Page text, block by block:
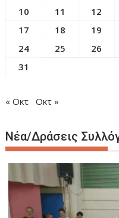
10
11 12
17
18 19
24
25 26
31
« Οκτ Οκτ »
Νέα/Δράσεις